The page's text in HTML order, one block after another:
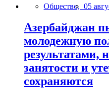
Общество, 05
Азербайджан
молодежную
результатами,
занятости и
сохраняются